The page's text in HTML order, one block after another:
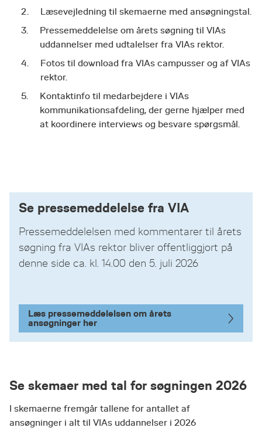
Læsevejledning til skemaerne med ansøgningstal.
Pressemeddelelse om årets søgning til VIAs
uddannelser med udtalelser fra VIAs rektor.
Fotos til download fra VIAs campusser og af VIAs
rektor.
Kontaktinfo til medarbejdere i VIAs
kommunikationsafdeling, der gerne hjælper med
at koordinere interviews og besvare spørgsmål.
Se pressemeddelelse fra VIA
Pressemeddelelsen med kommentarer til årets
søgning fra VIAs rektor bliver offentliggjort på
denne side ca. kl. 14.00 den 5. juli 2026
Læs pressemeddelelsen om årets
ansøgninger her
Se skemaer med tal for søgningen 2026
I skemaerne fremgår tallene for antallet af
ansøgninger i alt til VIAs uddannelser i 2026